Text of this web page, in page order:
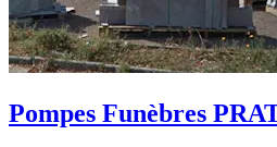
Pompes Funèbres